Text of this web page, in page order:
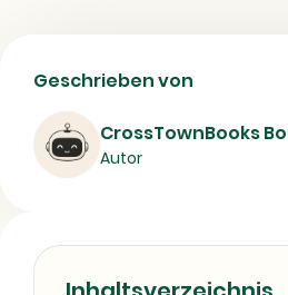
Schauplatz.
Infos zu Inhalt, Autor
Buch Sachbuch
Geschrieben von
CrossTownBooks
Autor